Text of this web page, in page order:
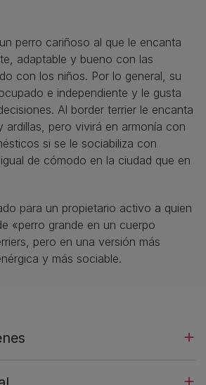
perro cariñoso al que le encanta
adaptable y bueno con las
con los niños. Por lo general, su
e independiente y le gusta
Al border terrier le encanta
ardillas, pero vivirá en armonía con
si se le sociabiliza con
de cómodo en la ciudad que en
para un propietario activo a quien
«perro grande en un cuerpo
pero en una versión más
y más sociable.